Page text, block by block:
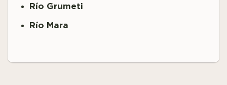
Río Grumeti
Río Mara